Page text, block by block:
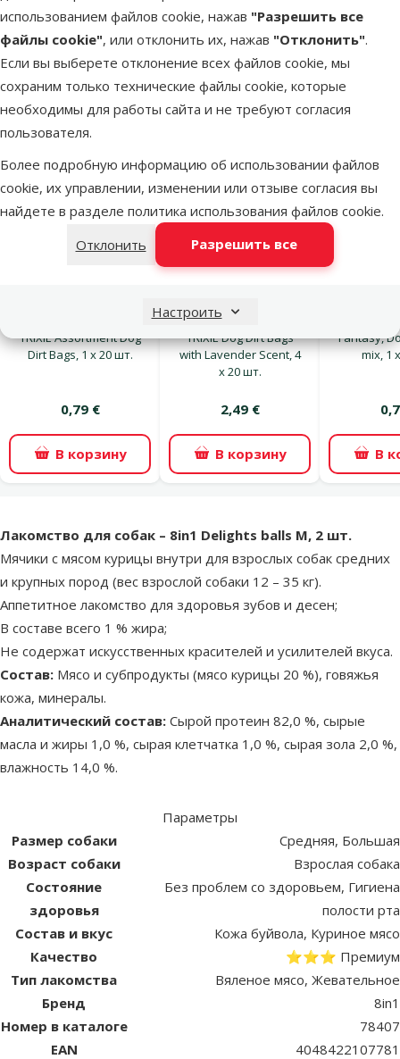
использованием файлов cookie, нажав "Разрешить все
файлы cookie", или отклонить их, нажав "Отклонить".
Если вы выберете отклонение всех файлов cookie, мы
сохраним только технические файлы cookie, которые
необходимы для работы сайта и не требуют согласия
пользователя.
Более подробную информацию об использовании файлов
cookie, их управлении, изменении или отзыве согласия вы
найдете в разделе политика использования файлов cookie.
Отклонить
Разрешить все
Настроить
Лакомство для собак – 8in1 Delights balls M, 2 шт.
Часто покупают вместе Описание
В начало страницы
Нужные товары для питомца
TRIXIE Assortment Dog
Dirt Bags, 1 x 20 шт.
0,79 €
В корзину
экскрементов –
TRIXIE Dog Dirt Bags
with Lavender Scent, 4
x 20 шт.
2,49 €
В корзину
Fantasy,
mix, 1
В
superzoo.product.detail.content
Лакомство для собак – 8in1 Delights balls M, 2 шт.
Мячики с мясом курицы внутри для взрослых собак средних
и крупных пород (вес взрослой собаки 12 – 35 кг).
Аппетитное лакомство для здоровья зубов и десен;
В составе всего 1 % жира;
Не содержат искусственных красителей и усилителей вкуса.
Состав: Мясо и субпродукты (мясо курицы 20 %), говяжья
кожа, минералы.
Аналитический состав: Сырой протеин 82,0 %, сырые
масла и жиры 1,0 %, сырая клетчатка 1,0 %, сырая зола 2,0 %,
влажность 14,0 %.
Параметры
Размер собаки
Средняя, Большая
Возраст собаки
Взрослая собака
Состояние
здоровья
Без проблем со здоровьем, Гигиена
полости рта
Состав и вкус
Кожа буйвола, Куриное мясо
Качество
⭐⭐⭐ Премиум
Тип лакомства
Вяленое мясо, Жевательное
Бренд
8in1
Номер в каталоге
78407
EAN
4048422107781